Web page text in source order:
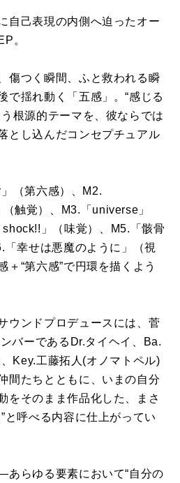
自己表現の内側へ迫ったオー
。
傷つく瞬間、ふと救われる瞬
揺れ動く「五感」。“感じる
根源的テーマを、彼ならでは
とし込んだコンセプチュアル
」（第六感）、 M2.
（触覚）、 M3. 「 universe 」
shock!! 」（味覚）、 M5. 「骸骨
「幸せは悪魔のように」（視
＋“第六感”で円環を描くよう
ウンドプロデュースには、 菅
バーである Dr.タイヘイ、
Ba.
Key.工藤拓人 (オノマトペル)
間たちとと も に、いまの自分
をそのまま作品化した、まさ
と呼べる内容に仕上がってい
らゆる要素において“自分の